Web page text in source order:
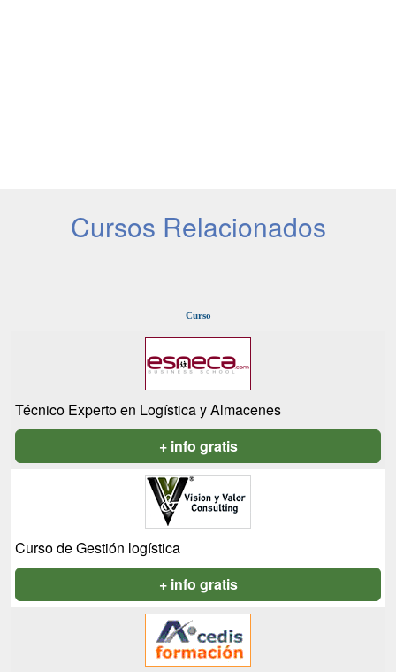
Cursos Relacionados
Curso
Técnico Experto en Logística y Almacenes
+ info gratis
Curso de Gestión logística
+ info gratis